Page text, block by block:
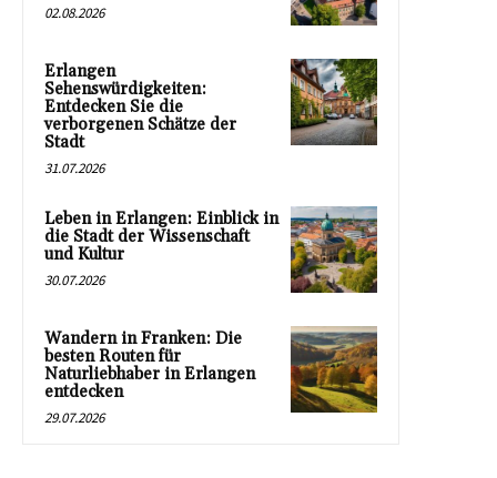
02.08.2026
Erlangen
Sehenswürdigkeiten:
Entdecken Sie die
verborgenen Schätze der
Stadt
31.07.2026
Leben in Erlangen: Einblick in
die Stadt der Wissenschaft
und Kultur
30.07.2026
Wandern in Franken: Die
besten Routen für
Naturliebhaber in Erlangen
entdecken
29.07.2026